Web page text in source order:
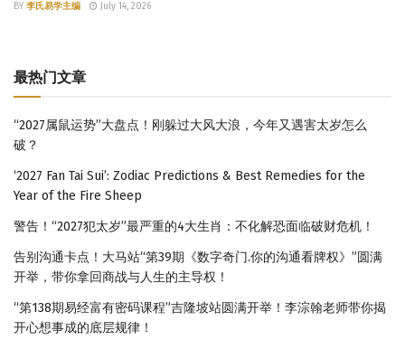
BY 李氏易学主编 July 14, 2026
最热门文章
“2027属鼠运势”大盘点！刚躲过大风大浪，今年又遇害太岁怎么
破？
‘2027 Fan Tai Sui’: Zodiac Predictions & Best Remedies for the
Year of the Fire Sheep
警告！“2027犯太岁”最严重的4大生肖：不化解恐面临破财危机！
告别沟通卡点！大马站“第39期《数字奇门.你的沟通看牌权》”圆满
开举，带你拿回商战与人生的主导权！
“第138期易经富有密码课程”吉隆坡站圆满开举！李淙翰老师带你揭
开心想事成的底层规律！